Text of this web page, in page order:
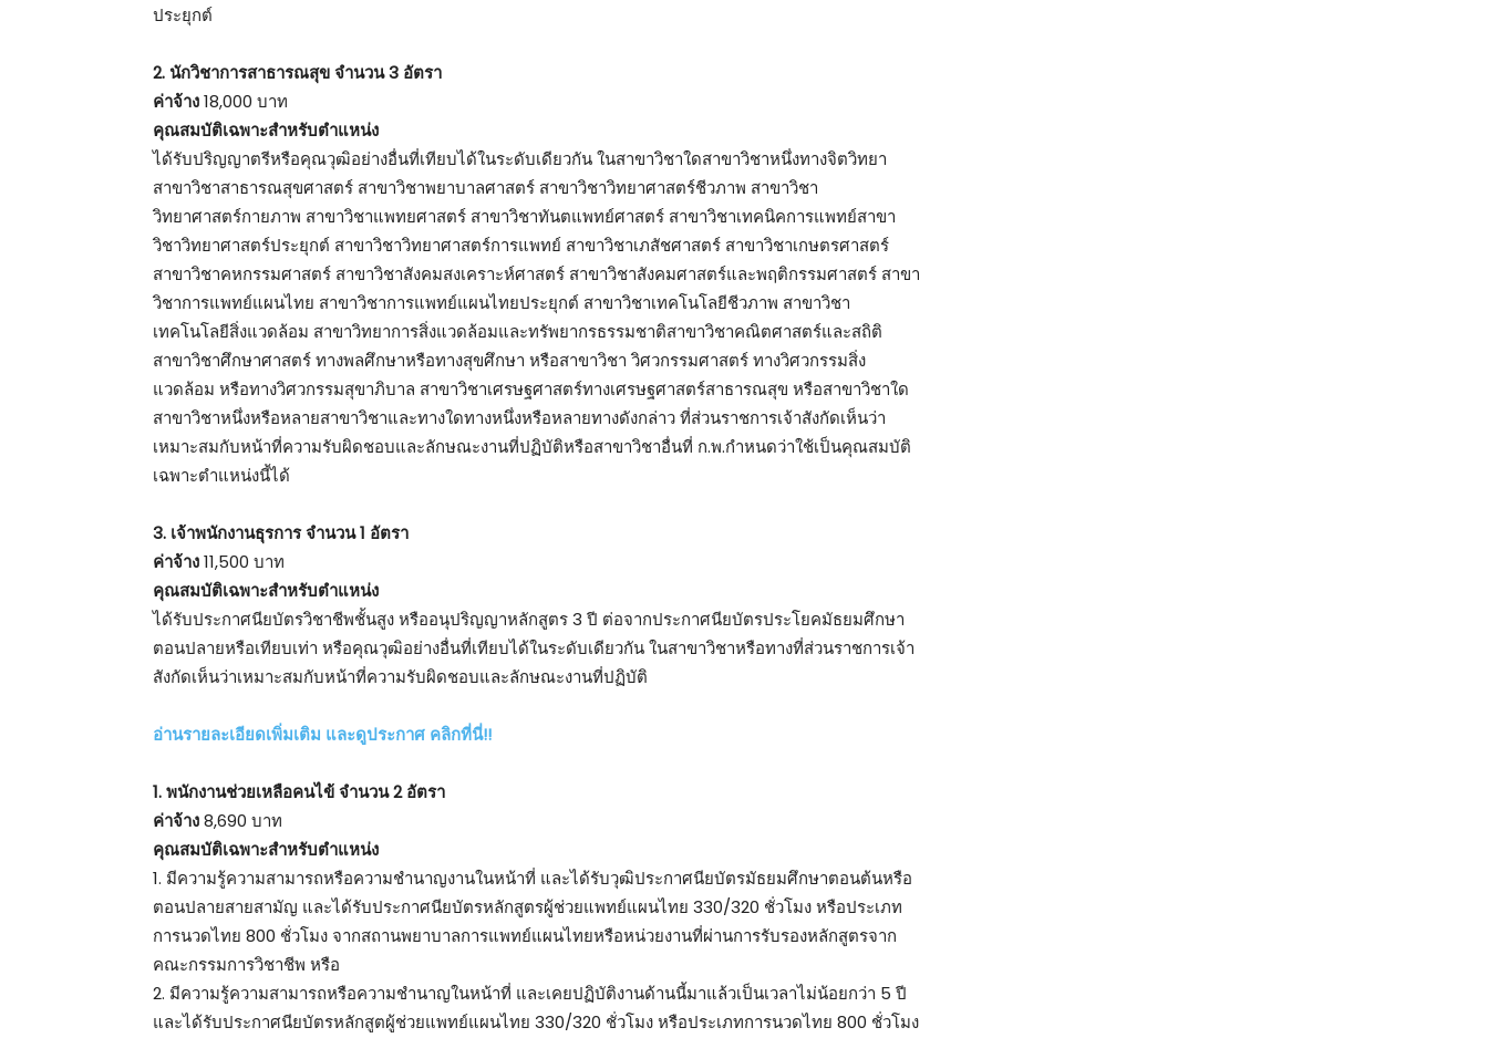
ประยุกต์
2. นักวิชาการสาธารณสุข จำนวน 3 อัตรา
ค่าจ้าง18,000 บาท
คุณสมบัติเฉพาะสำหรับตำแหน่ง
ได้รับปริญญาตรีหรือคุณวุฒิอย่างอื่นที่เทียบได้ในระดับเดียวกัน ในสาขาวิชาใดสาขาวิชาหนึ่งทางจิตวิทยา
สาขาวิชาสาธารณสุขศาสตร์ สาขาวิชาพยาบาลศาสตร์ สาขาวิชาวิทยาศาสตร์ชีวภาพ สาขาวิชา
วิทยาศาสตร์กายภาพ สาขาวิชาแพทยศาสตร์ สาขาวิชาทันตแพทย์ศาสตร์ สาขาวิชาเทคนิคการแพทย์สาขา
วิชาวิทยาศาสตร์ประยุกต์ สาขาวิชาวิทยาศาสตร์การแพทย์ สาขาวิชาเภสัชศาสตร์ สาขาวิชาเกษตรศาสตร์
สาขาวิชาคหกรรมศาสตร์ สาขาวิชาสังคมสงเคราะห์ศาสตร์ สาขาวิชาสังคมศาสตร์และพฤติกรรมศาสตร์ สาขา
วิชาการแพทย์แผนไทย สาขาวิชาการแพทย์แผนไทยประยุกต์ สาขาวิชาเทคโนโลยีชีวภาพ สาขาวิชา
เทคโนโลยีสิ่งแวดล้อม สาขาวิทยาการสิ่งแวดล้อมและทรัพยากรธรรมชาติสาขาวิชาคณิตศาสตร์และสถิติ
สาขาวิชาศึกษาศาสตร์ ทางพลศึกษาหรือทางสุขศึกษา หรือสาขาวิชา วิศวกรรมศาสตร์ ทางวิศวกรรมสิ่ง
แวดล้อม หรือทางวิศวกรรมสุขาภิบาล สาขาวิชาเศรษฐศาสตร์ทางเศรษฐศาสตร์สาธารณสุข หรือสาขาวิชาใด
สาขาวิชาหนึ่งหรือหลายสาขาวิชาและทางใดทางหนึ่งหรือหลายทางดังกล่าว ที่ส่วนราชการเจ้าสังกัดเห็นว่า
เหมาะสมกับหน้าที่ความรับผิดชอบและลักษณะงานที่ปฏิบัติหรือสาขาวิชาอื่นที่ ก.พ.กำหนดว่าใช้เป็นคุณสมบัติ
เฉพาะตำแหน่งนี้ได้
3. เจ้าพนักงานธุรการ จำนวน 1 อัตรา
ค่าจ้าง11,500 บาท
คุณสมบัติเฉพาะสำหรับตำแหน่ง
ได้รับประกาศนียบัตรวิชาชีพชั้นสูง หรืออนุปริญญาหลักสูตร 3 ปี ต่อจากประกาศนียบัตรประโยคมัธยมศึกษา
ตอนปลายหรือเทียบเท่า หรือคุณวุฒิอย่างอื่นที่เทียบได้ในระดับเดียวกัน ในสาขาวิชาหรือทางที่ส่วนราชการเจ้า
สังกัดเห็นว่าเหมาะสมกับหน้าที่ความรับผิดชอบและลักษณะงานที่ปฏิบัติ
อ่านรายละเอียดเพิ่มเติม และดูประกาศ คลิกที่นี่!!
1. พนักงานช่วยเหลือคนไข้ จำนวน 2 อัตรา
ค่าจ้าง8,690 บาท
คุณสมบัติเฉพาะสำหรับตำแหน่ง
1. มีความรู้ความสามารถหรือความชำนาญงานในหน้าที่ และได้รับวุฒิประกาศนียบัตรมัธยมศึกษาตอนต้นหรือ
ตอนปลายสายสามัญ และได้รับประกาศนียบัตรหลักสูตรผู้ช่วยแพทย์แผนไทย 330/320 ชั่วโมง หรือประเภท
การนวดไทย 800 ชั่วโมง จากสถานพยาบาลการแพทย์แผนไทยหรือหน่วยงานที่ผ่านการรับรองหลักสูตรจาก
คณะกรรมการวิชาชีพ หรือ
2. มีความรู้ความสามารถหรือความชำนาญในหน้าที่ และเคยปฏิบัติงานด้านนี้มาแล้วเป็นเวลาไม่น้อยกว่า 5 ปี
และได้รับประกาศนียบัตรหลักสูตผู้ช่วยแพทย์แผนไทย 330/320 ชั่วโมง หรือประเภทการนวดไทย 800 ชั่วโมง